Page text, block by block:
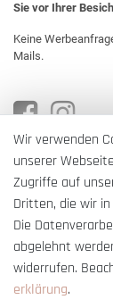
Sie vor Ihrer
Keine
Mails.
* Alle Preise
Wir verwenden
unserer
Zugriffe auf
Dritten, die wir
Die
abgelehnt
widerrufen.
erklärung.